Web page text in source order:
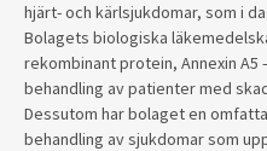
hjärt- och kärlsjukdomar, som i
Bolagets biologiska
rekombinant protein, Annexin
behandling av patienter med
Dessutom har bolaget en
behandling av sjukdomar som